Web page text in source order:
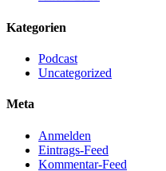
Kategorien
Podcast
Uncategorized
Meta
Anmelden
Eintrags-Feed
Kommentar-Feed